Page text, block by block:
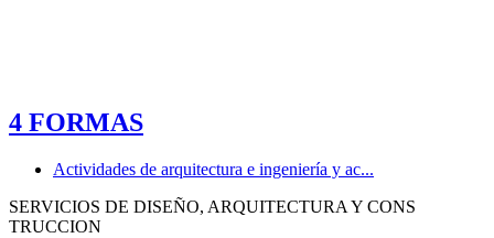
4 FORMAS
Actividades de arquitectura e ingeniería y ac...
SERVICIOS DE DISEÑO, ARQUITECTURA Y CONS
TRUCCION